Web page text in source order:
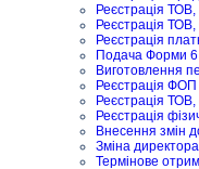
Реєстрація
Реєстрація
Реєстрація
Подача Форми 6
Виготовлення
Реєстрація ФОП
Реєстрація
Реєстрація
Внесення змін
Зміна
Термінове